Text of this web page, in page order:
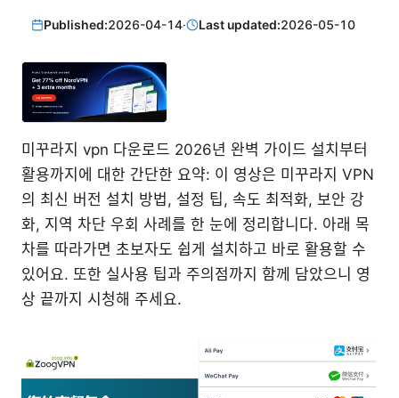
Published:2026-04-14· Last updated:2026-05-10
미꾸라지 vpn 다운로드 2026년 완벽 가이드 설치부터
활용까지에 대한 간단한 요약: 이 영상은 미꾸라지 VPN
의 최신 버전 설치 방법, 설정 팁, 속도 최적화, 보안 강
화, 지역 차단 우회 사례를 한 눈에 정리합니다. 아래 목
차를 따라가면 초보자도 쉽게 설치하고 바로 활용할 수
있어요. 또한 실사용 팁과 주의점까지 함께 담았으니 영
상 끝까지 시청해 주세요.